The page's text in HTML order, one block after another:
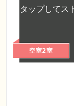
空室2室